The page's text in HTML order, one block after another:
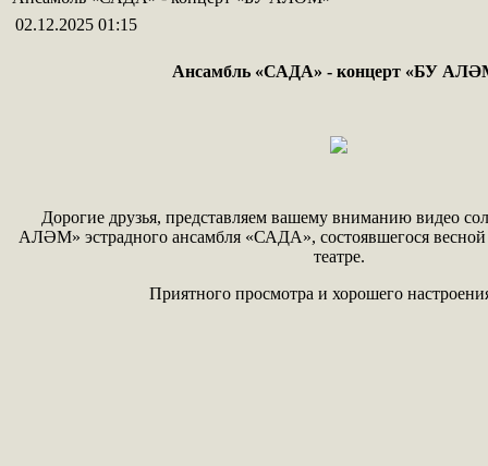
02.12.2025 01:15
Ансамбль «САДА» - концерт «БУ
Дорогие друзья, представляем вашему вниманию видео
АЛӘМ» эстрадного ансамбля «САДА», состоявшегося весной
театре.
Приятного просмотра и хорошего